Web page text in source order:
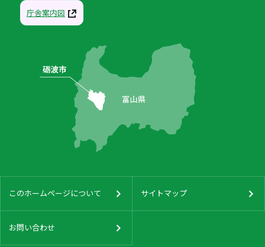
庁舎案内図
このホームページについて サイトマップ
お問い合わせ